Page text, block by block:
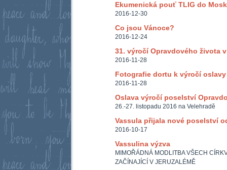
Ekumenická pouť TLIG do
2016-12-30
Co jsou Vánoce?
2016-12-24
31. výročí Opravdového života
2016-11-28
Fotografie dortu k výročí oslavy
2016-11-28
Oslava výročí poselství
26.-27. listopadu 2016 na Velehradě
Vassula přijala nové poselství
2016-10-17
Vassulina výzva
MIMOŘÁDNÁ MODLITBA VŠECH
ZAČÍNAJÍCÍ V JERUZALÉMĚ